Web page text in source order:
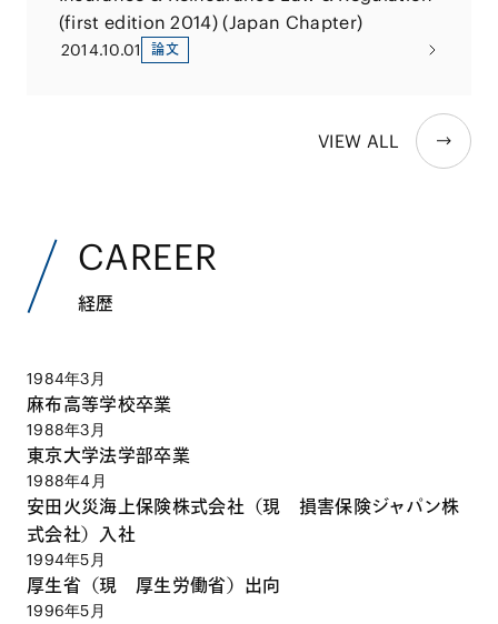
(first edition 2014) (Japan Chapter)
2014.10.01 論文
VIEW ALL
CAREER
経歴
1984年3月
麻布高等学校卒業
1988年3月
東京大学法学部卒業
1988年4月
安田火災海上保険株式会社（現 損害保険ジャパン株
式会社）入社
1994年5月
厚生省（現 厚生労働省）出向
1996年5月